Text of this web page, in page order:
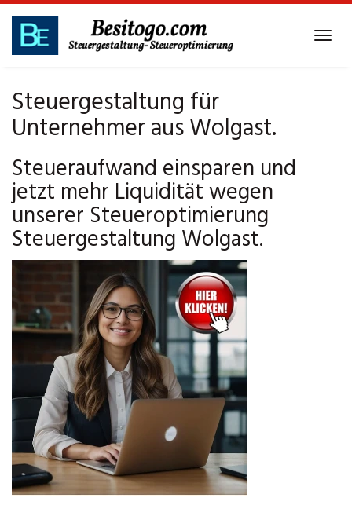
Skip
main
Steuergestaltung für
Unternehmer aus Wolgast.
Steueraufwand einsparen und
jetzt mehr Liquidität wegen
unserer Steueroptimierung
Steuergestaltung Wolgast.